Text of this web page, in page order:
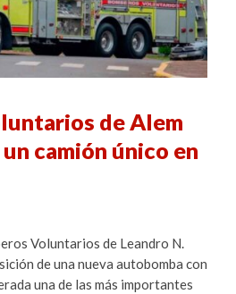
de Alem
camión único en
Voluntarios de Leandro N.
de una nueva autobomba con
una de las más importantes